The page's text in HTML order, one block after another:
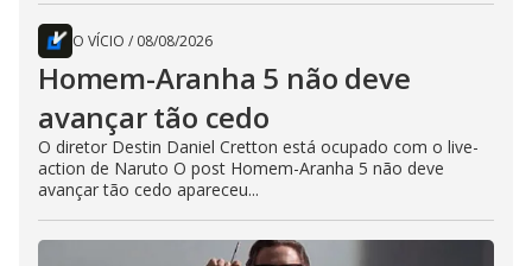
O VÍCIO / 08/08/2026
Homem-Aranha 5 não deve
avançar tão cedo
O diretor Destin Daniel Cretton está ocupado com o live-
action de Naruto O post Homem-Aranha 5 não deve
avançar tão cedo apareceu...